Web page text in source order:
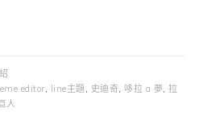
editor, line主題 , 史迪奇, 哆拉 a 夢,拉
人